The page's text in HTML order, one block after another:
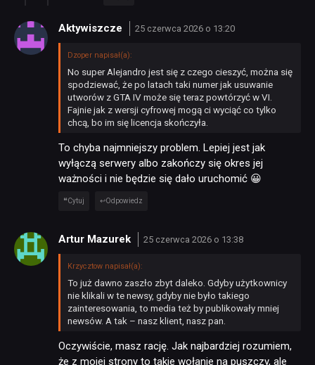
Aktywiszcze 25 czerwca 2026 o 13:20
Dzoper napisał(a):
No super Alejandro jest się z czego cieszyć, można się
spodziewać, że po latach taki numer jak usuwanie
utworów z GTA IV może się teraz powtórzyć w VI.
Fajnie jak z wersji cyfrowej mogą ci wyciąć co tylko
chcą, bo im się licencja skończyła.
To chyba najmniejszy problem. Lepiej jest jak
wyłączą serwery albo zakończy się okres jej
ważności i nie będzie się dało uruchomić 😀
Cytuj Odpowiedz
Artur Mazurek 25 czerwca 2026 o 13:38
Krzycztow napisał(a):
To już dawno zaszło zbyt daleko. Gdyby użytkownicy
nie klikali w te newsy, gdyby nie było takiego
zainteresowania, to media też by publikowały mniej
newsów. A tak – nasz klient, nasz pan.
Oczywiście, masz rację. Jak najbardziej rozumiem,
że z mojej strony to takie wołanie na puszczy, ale